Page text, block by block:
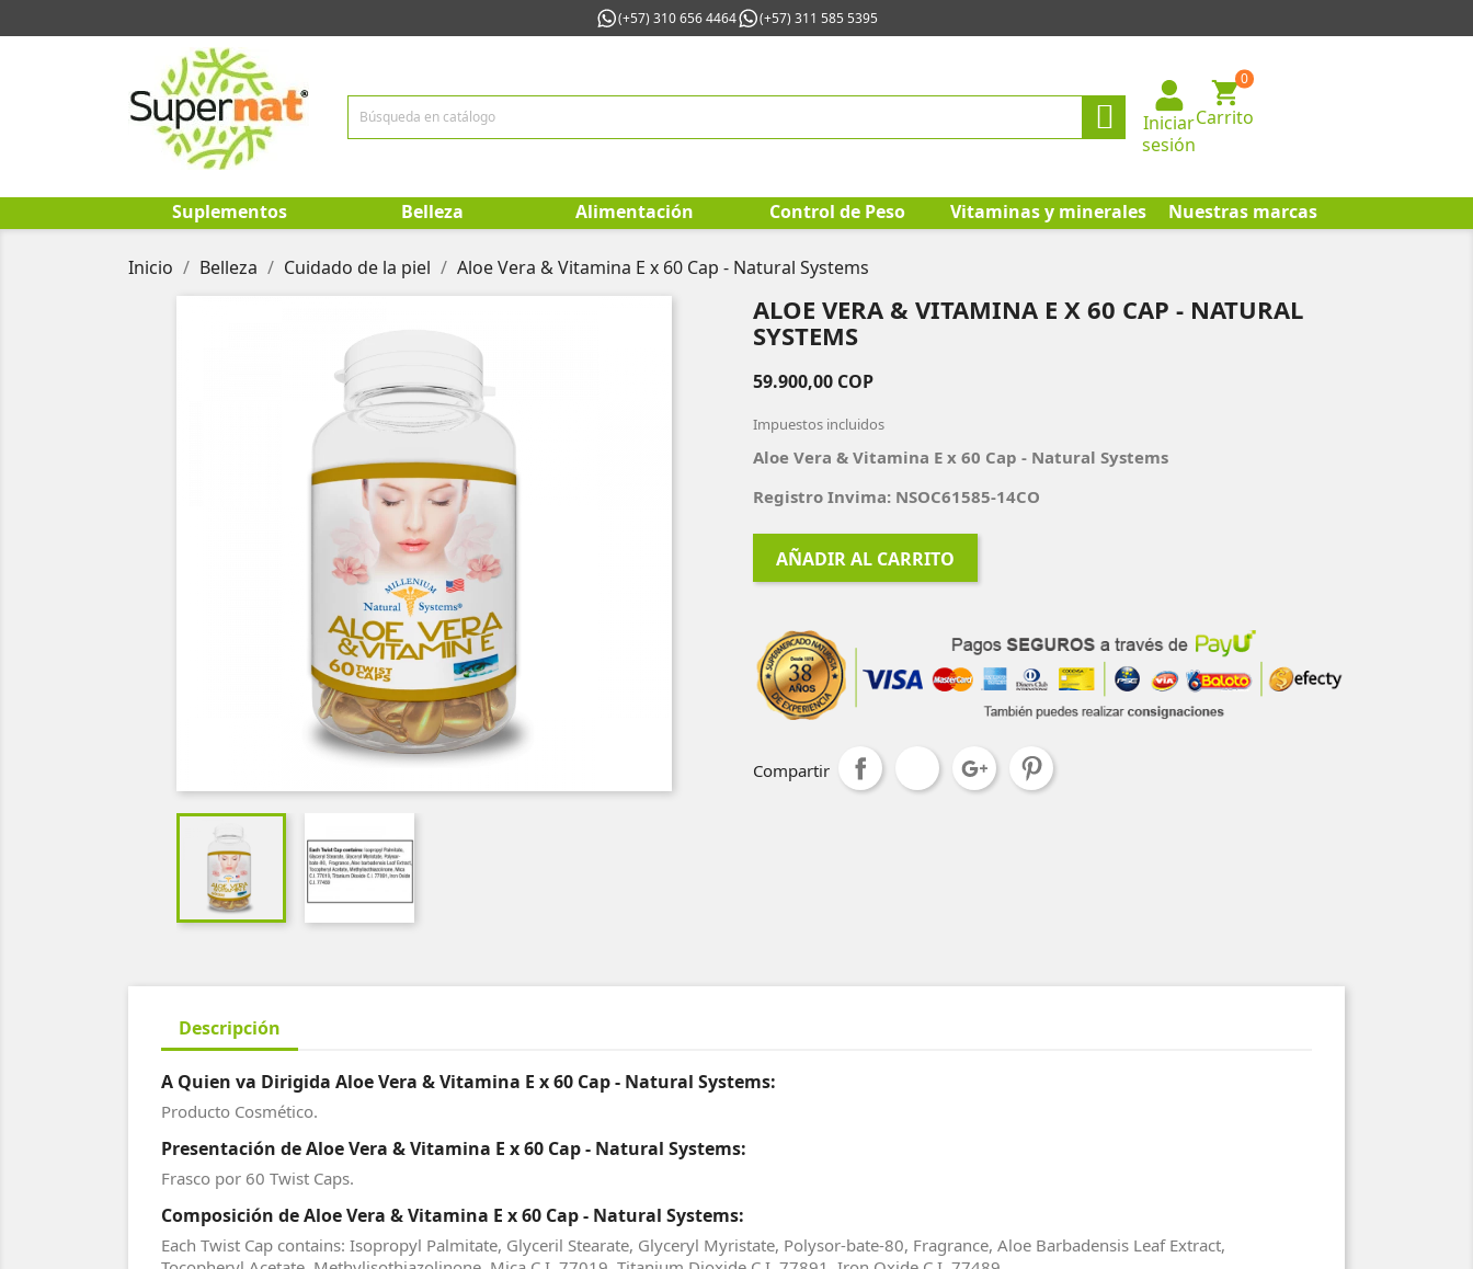
(+57) 310 656 4464 (+57) 311 585 5395

Iniciar
sesión
Carrito
0
Suplementos Belleza Alimentación Control de Peso Vitaminas y minerales Nuestras marcas
Inicio Belleza Cuidado de la piel Aloe Vera & Vitamina E x 60 Cap - Natural Systems
ALOE VERA & VITAMINA E X 60 CAP - NATURAL
SYSTEMS
59.900,00 COP
Impuestos incluidos
Aloe Vera & Vitamina E x 60 Cap - Natural Systems
Registro Invima: NSOC61585-14CO
AÑADIR AL CARRITO
Compartir
Descripción
A Quien va Dirigida Aloe Vera & Vitamina E x 60 Cap - Natural Systems:
Producto Cosmético.
Presentación de Aloe Vera & Vitamina E x 60 Cap - Natural Systems:
Frasco por 60 Twist Caps.
Composición de Aloe Vera & Vitamina E x 60 Cap - Natural Systems:
Each Twist Cap contains: Isopropyl Palmitate, Glyceril Stearate, Glyceryl Myristate, Polysor-bate-80, Fragrance, Aloe Barbadensis Leaf Extract,